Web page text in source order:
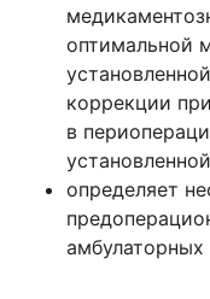
оптимальной
коррекции
в
определяет
амбулаторных